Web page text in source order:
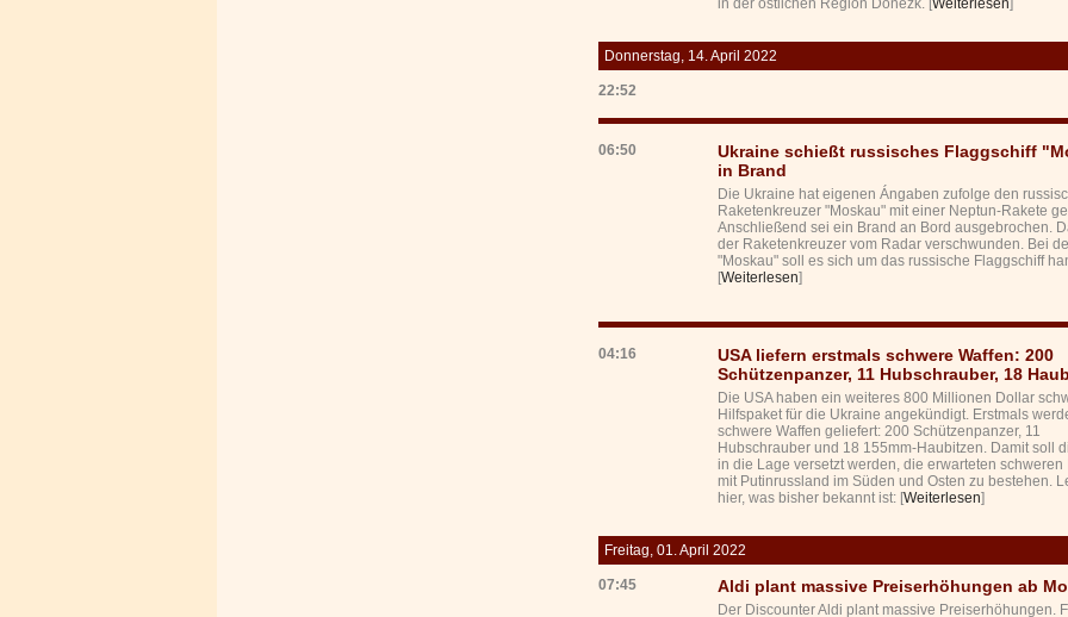
in der östlichen Region Donezk. [Weiterlesen]
Donnerstag, 14. April 2022
22:52
06:50
Ukraine schießt russisches Flaggschiff
in Brand
Die Ukraine hat eigenen Ángaben zufolge den
Raketenkreuzer "Moskau" mit einer Neptun-Rakete
Anschließend sei ein Brand an Bord ausgebrochen.
der Raketenkreuzer vom Radar verschwunden. Bei
"Moskau" soll es sich um das russische Flaggschiff
[Weiterlesen]
04:16
USA liefern erstmals schwere Waffen: 200
Schützenpanzer, 11 Hubschrauber, 18
Die USA haben ein weiteres 800 Millionen Dollar
Hilfspaket für die Ukraine angekündigt. Erstmals
schwere Waffen geliefert: 200 Schützenpanzer, 11
Hubschrauber und 18 155mm-Haubitzen. Damit soll
in die Lage versetzt werden, die erwarteten schweren
mit Putinrussland im Süden und Osten zu bestehen.
hier, was bisher bekannt ist: [Weiterlesen]
Freitag, 01. April 2022
07:45 Aldi plant massive Preiserhöhungen ab
Der Discounter Aldi plant massive Preiserhöhungen.